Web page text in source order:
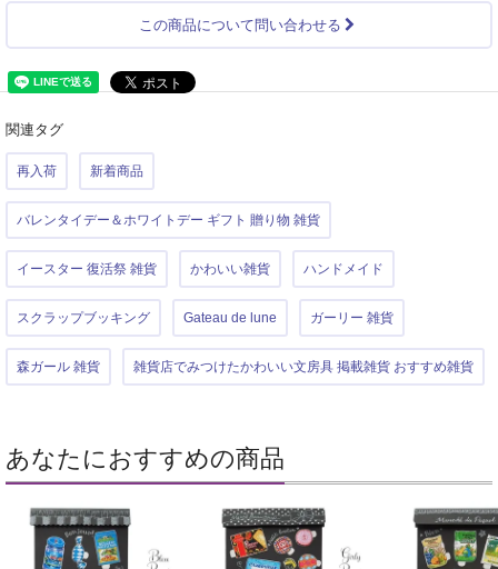
この商品について問い合わせる
関連タグ
再入荷 新着商品
バレンタイデー＆ホワイトデー ギフト 贈り物 雑貨
イースター 復活祭 雑貨 かわいい雑貨 ハンドメイド
スクラップブッキング Gateau de lune ガーリー 雑貨
森ガール 雑貨 雑貨店でみつけたかわいい文房具 掲載雑貨 おすすめ雑貨
あなたにおすすめの商品